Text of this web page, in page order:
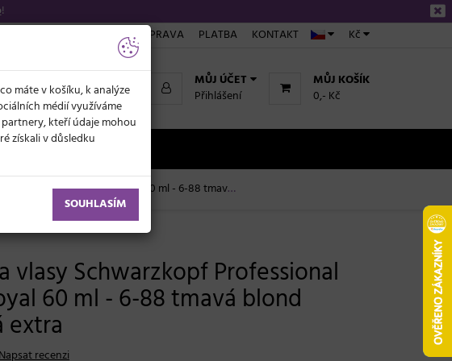
!
Kč
DOPRAVA PLATBA KONTAKT
MŮJ KOŠÍK
0,- Kč
MŮJ ÚČET
Přihlášení
Igora Royal 60 ml - 6-88 tmavá blond červená extra
vlasy Schwarzkopf Professional
60 ml - 6-88 tmavá blond
extra
recenzi
máte v košíku, k analýze
médií využíváme
kteří údaje mohou
získali v důsledku
SOUHLASÍM